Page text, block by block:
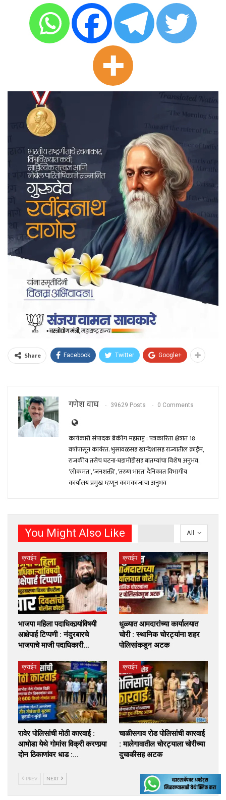
Share Facebook Twitter Google+
गणेश वाघ 39629 Posts 0 Comments
कार्यकारी संपादक ब्रेकींग महाराष्ट्र : पत्रकारिता क्षेत्रात 18
वर्षांपासून कार्यरत. भुसावळसह खान्देशासह राज्यातील क्राईम,
राजकीय तसेच घटना-घडामोंडीसह बातम्यांचा विशेष अनुभव.
‘लोकमत’, ‘जनशक्ती’, ‘तरुण भारत’ दैनिकात विभागीय
कार्यालय प्रमुख म्हणून कामकाजाचा अनुभव
All
You Might Also Like
क्राईम
भाजपा महिला पदाधिकार्‍यांविषयी
आक्षेपार्ह टिप्पणी : नंदुरबारचे
भाजपाचे माजी पदाधिकारी…
क्राईम
धुळ्यात आमदारांच्या कार्यालयात
चोरी : स्थानिक चोरट्यांना शहर
पोलिसांकडून अटक
क्राईम
रावेर पोलिसांची मोठी कारवाई :
आभोडा येथे गोमांस विक्री करणार्‍या
दोन ठिकाणांवर धाड :…
क्राईम
चाळीसगाव रोड पोलिसांची कारवाई
: मालेगावातील चोरट्याला चोरीच्या
दुचाकीसह अटक
PREV NEXT